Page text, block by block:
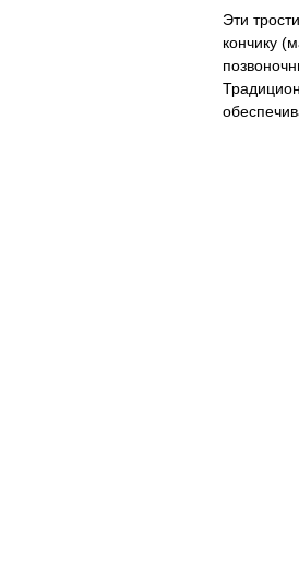
Эти
кончику